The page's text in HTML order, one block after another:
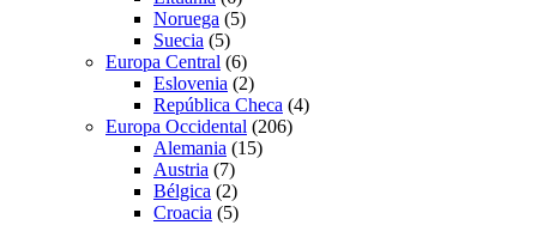
Noruega (5)
Suecia (5)
Europa Central (6)
Eslovenia (2)
República Checa (4)
Europa Occidental (206)
Alemania (15)
Austria (7)
Bélgica (2)
Croacia (5)